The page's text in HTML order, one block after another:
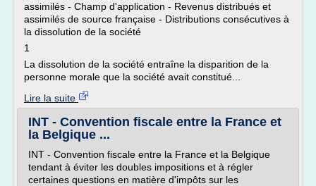
assimilés - Champ d'application - Revenus distribués et
assimilés de source française - Distributions consécutives à
la dissolution de la société
1
La dissolution de la société entraîne la disparition de la
personne morale que la société avait constitué...
Lire la suite
INT - Convention fiscale entre la France et
la Belgique ...
INT - Convention fiscale entre la France et la Belgique
tendant à éviter les doubles impositions et à régler
certaines questions en matière d'impôts sur les